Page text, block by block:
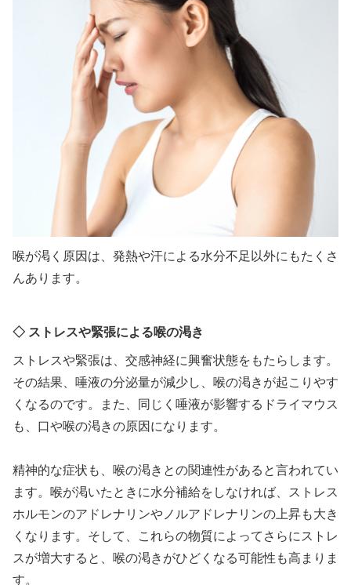
喉が渇く原因は、発熱や汗による水分不足以外にもたくさ
んあります。
◇ ストレスや緊張による喉の渇き
ストレスや緊張は、交感神経に興奮状態をもたらします。
その結果、唾液の分泌量が減少し、喉の渇きが起こりやす
くなるのです。また、同じく唾液が影響するドライマウス
も、口や喉の渇きの原因になります。
精神的な症状も、喉の渇きとの関連性があると言われてい
ます。喉が渇いたときに水分補給をしなければ、ストレス
ホルモンのアドレナリンやノルアドレナリンの上昇も大き
くなります。そして、これらの物質によってさらにストレ
スが増大すると、喉の渇きがひどくなる可能性も高まりま
す。